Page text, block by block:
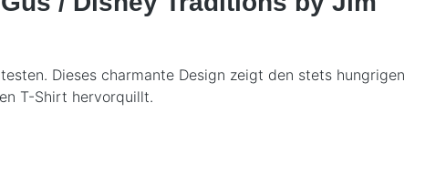
Dieses charmante Design zeigt den stets hungrigen
T-Shirt hervorquillt.